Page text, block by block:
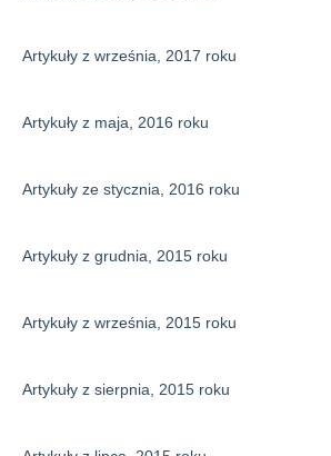
Artykuły z września, 2017 roku
Artykuły z maja, 2016 roku
Artykuły ze stycznia, 2016 roku
Artykuły z grudnia, 2015 roku
Artykuły z września, 2015 roku
Artykuły z sierpnia, 2015 roku